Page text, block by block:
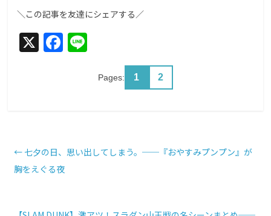
＼この記事を友達にシェアする／
X F
a
o
k
Pages: 1 2
← 七夕の日、思い出してしまう。──『おやすみプンプン』が
胸をえぐる夜